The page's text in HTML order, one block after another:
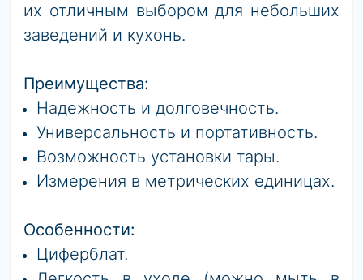
их отличным выбором для небольших
заведений и кухонь.
Преимущества:
Надежность и долговечность.
Универсальность и портативность.
Возможность установки тары.
Измерения в метрических единицах.
Особенности:
Циферблат.